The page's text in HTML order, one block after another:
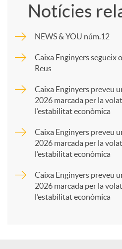
m
p
a
Notícies
NEWS & YOU núm.12
Caixa Enginyers segueix
Reus
Caixa Enginyers preveu
2026 marcada per la
l’estabilitat econòmica
Caixa Enginyers preveu
2026 marcada per la
l’estabilitat econòmica
Caixa Enginyers preveu
2026 marcada per la
l’estabilitat econòmica